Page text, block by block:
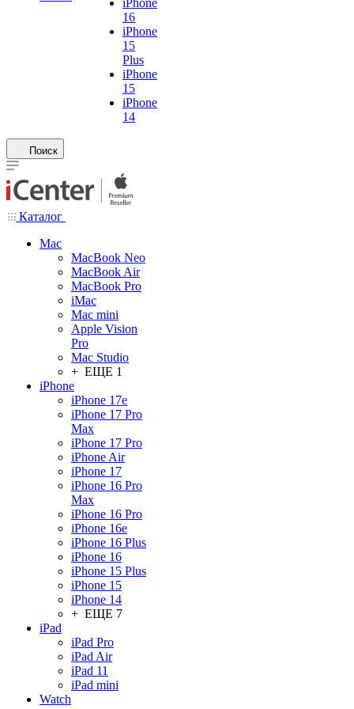
iPhone
16
iPhone
15
Plus
iPhone
15
iPhone
14
Поиск
Каталог
Mac
MacBook Neo
MacBook Air
MacBook Pro
iMac
Mac mini
Apple Vision
Pro
Mac Studio
+ ЕЩЕ 1
iPhone
iPhone 17e
iPhone 17 Pro
Max
iPhone 17 Pro
iPhone Air
iPhone 17
iPhone 16 Pro
Max
iPhone 16 Pro
iPhone 16e
iPhone 16 Plus
iPhone 16
iPhone 15 Plus
iPhone 15
iPhone 14
+ ЕЩЕ 7
iPad
iPad Pro
iPad Air
iPad 11
iPad mini
Watch